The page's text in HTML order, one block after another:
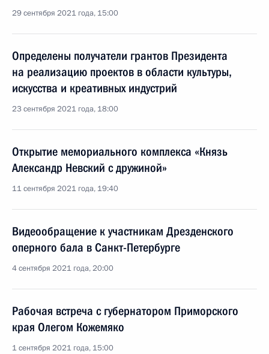
29 сентября 2021 года, 15:00
Определены получатели грантов Президента
на реализацию проектов в области культуры,
искусства и креативных индустрий
23 сентября 2021 года, 18:00
Открытие мемориального комплекса «Князь
Александр Невский с дружиной»
11 сентября 2021 года, 19:40
Видеообращение к участникам Дрезденского
оперного бала в Санкт-Петербурге
4 сентября 2021 года, 20:00
Рабочая встреча с губернатором Приморского
края Олегом Кожемяко
1 сентября 2021 года, 15:00